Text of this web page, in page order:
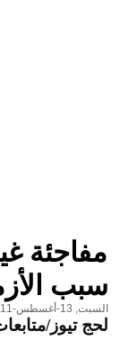
مفاجئة
سبب
السبت, 13-أغسطس-2011
لحج تيوز/